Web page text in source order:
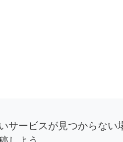
サービスが見つからない